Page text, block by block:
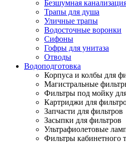
Безшумная
Трапы для душа
Уличные трапы
Водосточные воронки
Сифоны
Гофры для унитаза
Отводы
Водоподготовка
Корпуса и колбы для
Магистральные
Фильтры под мойку
Картриджи для
Запчасти для фильтров
Засыпки для фильтров
Ультрафиолетовые
Фильтры кабинетного